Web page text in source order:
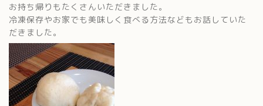
お持ち帰りもたくさんいただきました。
冷凍保存やお家でも美味しく食べる方法などもお話していた
だきました。